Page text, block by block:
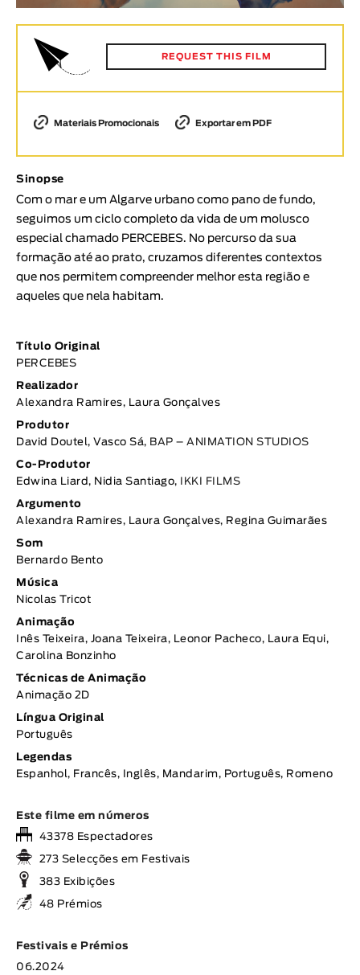
Animar
< / >
Experimental
Documentário
Tópicos selecionados
REQUEST THIS FILM
Materiais Promocionais Exportar em PDF
Sinopse
Com o mar e um Algarve urbano como pano de fundo,
seguimos um ciclo completo da vida de um molusco
especial chamado PERCEBES. No percurso da sua
formação até ao prato, cruzamos diferentes contextos
que nos permitem compreender melhor esta região e
aqueles que nela habitam.
Título Original
PERCEBES
Realizador
Alexandra Ramires, Laura Gonçalves
Produtor
David Doutel, Vasco Sá, BAP – ANIMATION STUDIOS
Co-Produtor
Edwina Liard, Nidia Santiago,
IKKI FILMS
Argumento
Alexandra Ramires, Laura Gonçalves, Regina Guimarães
Som
Bernardo Bento
Música
Nicolas Tricot
Animação
Inês Teixeira, Joana Teixeira, Leonor Pacheco, Laura Equi,
Carolina Bonzinho
Técnicas de Animação
Animação 2D
Língua Original
Português
Legendas
Espanhol, Francês, Inglês, Mandarim, Português, Romeno
Este filme em números
43378 Espectadores
273 Selecções em Festivais
383 Exibições
48 Prémios
Festivais e Prémios
06.2024